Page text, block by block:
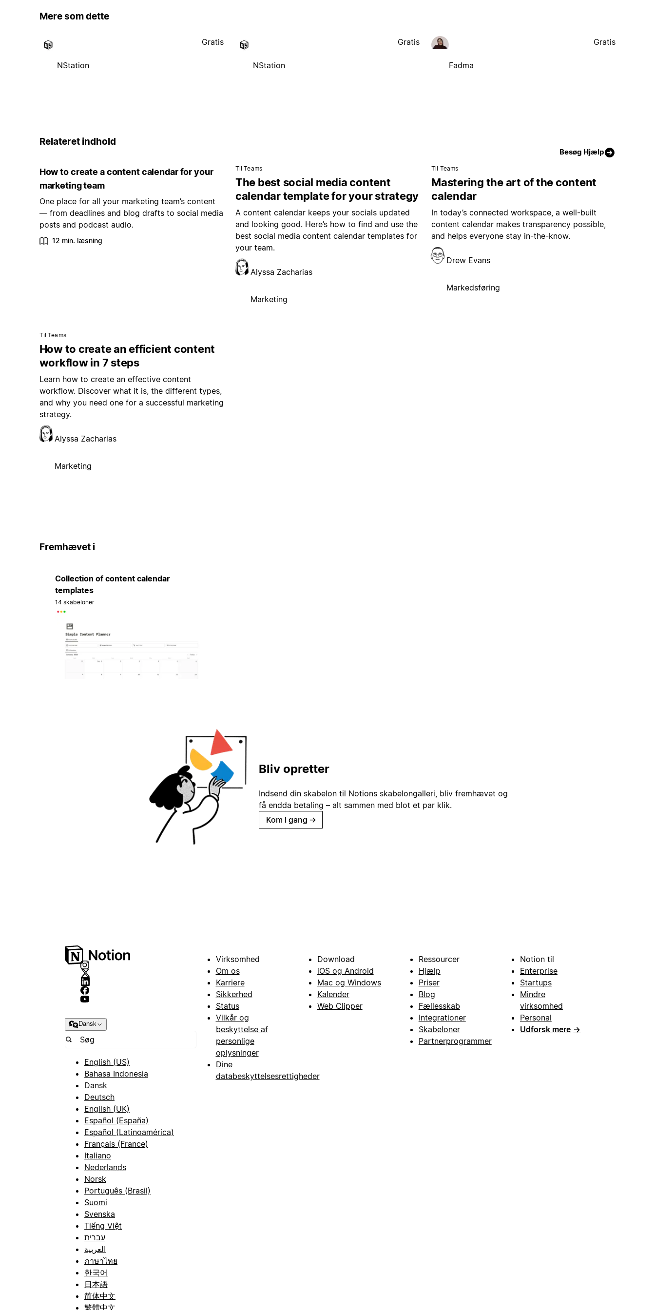
Mere som dette
NStation
Gratis
NStation
Gratis
Fadma
Gratis
Relateret indhold
Besøg Hjælp
How to create a content calendar for your
marketing team
One place for all your marketing team’s content
— from deadlines and blog drafts to social media
posts and podcast audio.
12 min. læsning
Til Teams
The best social media content
calendar template for your strategy
A content calendar keeps your socials updated
and looking good. Here’s how to find and use the
best social media content calendar templates for
your team.
Alyssa Zacharias
Marketing
Til Teams
Mastering the art of the content
calendar
In today’s connected workspace, a well-built
content calendar makes transparency possible,
and helps everyone stay in-the-know.
Drew Evans
Markedsføring
Til Teams
How to create an efficient content
workflow in 7 steps
Learn how to create an effective content
workflow. Discover what it is, the different types,
and why you need one for a successful marketing
strategy.
Alyssa Zacharias
Marketing
Fremhævet i
Collection of content calendar
templates
14 skabeloner
Bliv opretter
Indsend din skabelon til Notions skabelongalleri, bliv fremhævet og
få endda betaling – alt sammen med blot et par klik.
Kom i gang →
Dansk
English (US)
Bahasa Indonesia
Dansk
Deutsch
English (UK)
Español (España)
Español (Latinoamérica)
Français (France)
Italiano
Nederlands
Norsk
Português (Brasil)
Suomi
Svenska
Tiếng Việt
עברית
العربية
ภาษาไทย
한국어
日本語
简体中文
繁體中文
Virksomhed
Om os
Karriere
Sikkerhed
Status
Vilkår og
beskyttelse af
personlige
oplysninger
Dine
databeskyttelsesrettigheder
Download
iOS og Android
Mac og Windows
Kalender
Web Clipper
Ressourcer
Hjælp
Priser
Blog
Fællesskab
Integrationer
Skabeloner
Partnerprogrammer
Notion til
Enterprise
Startups
Mindre
virksomhed
Personal
Udforsk mere →